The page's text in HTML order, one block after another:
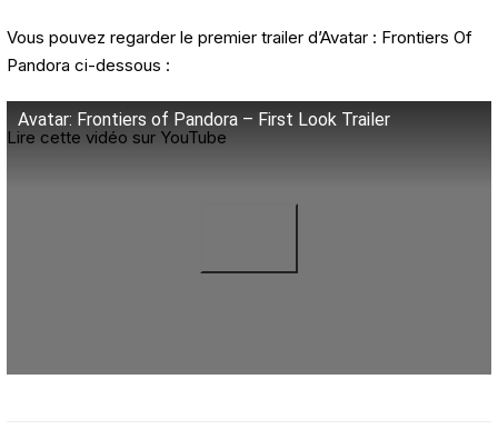
Vous pouvez regarder le premier trailer d’Avatar : Frontiers Of
Pandora ci-dessous :
Avatar: Frontiers of Pandora – First Look Trailer
Lire cette vidéo sur YouTube